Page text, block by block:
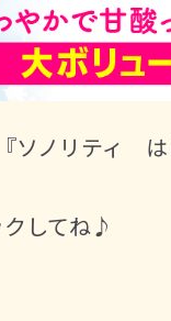
ソノリティ
してね♪